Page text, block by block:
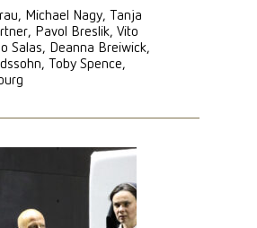
Michael Nagy, Tanja
Pavol Breslik, Vito
Salas, Deanna Breiwick,
Toby Spence,